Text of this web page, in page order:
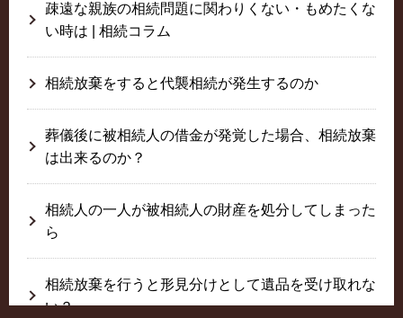
疎遠な親族の相続問題に関わりくない・もめたくな
い時は | 相続コラム
相続放棄をすると代襲相続が発生するのか
葬儀後に被相続人の借金が発覚した場合、相続放棄
は出来るのか？
相続人の一人が被相続人の財産を処分してしまった
ら
相続放棄を行うと形見分けとして遺品を受け取れな
い？